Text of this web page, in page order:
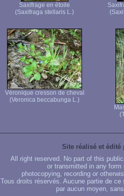
Saxifrage en étoile
(Saxifraga stellaris L.)
Véronique cresson de cheval
(Veronica beccabunga L.)
Site réalisé et édité
All right reserved. No part of this
or transmitted in any
photocopying, recording or
Tous droits réservés. Aucune partie de
par aucun moyen,